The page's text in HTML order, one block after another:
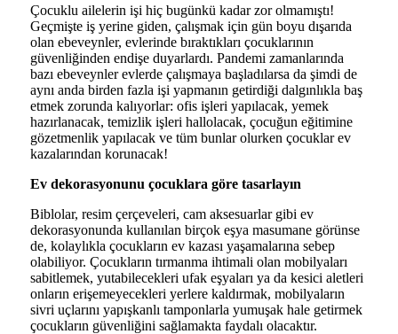
Çocuklu ailelerin işi hiç bugünkü kadar zor olmamıştı!
Geçmişte iş yerine giden, çalışmak için gün boyu dışarıda
olan ebeveynler, evlerinde bıraktıkları çocuklarının
güvenliğinden endişe duyarlardı. Pandemi zamanlarında
bazı ebeveynler evlerde çalışmaya başladılarsa da şimdi de
aynı anda birden fazla işi yapmanın getirdiği dalgınlıkla baş
etmek zorunda kalıyorlar: ofis işleri yapılacak, yemek
hazırlanacak, temizlik işleri hallolacak, çocuğun eğitimine
gözetmenlik yapılacak ve tüm bunlar olurken çocuklar ev
kazalarından korunacak!
Ev dekorasyonunu çocuklara göre tasarlayın
Biblolar, resim çerçeveleri, cam aksesuarlar gibi ev
dekorasyonunda kullanılan birçok eşya masumane görünse
de, kolaylıkla çocukların ev kazası yaşamalarına sebep
olabiliyor. Çocukların tırmanma ihtimali olan mobilyaları
sabitlemek, yutabilecekleri ufak eşyaları ya da kesici aletleri
onların erişemeyecekleri yerlere kaldırmak, mobilyaların
sivri uçlarını yapışkanlı tamponlarla yumuşak hale getirmek
çocukların güvenliğini sağlamakta faydalı olacaktır.